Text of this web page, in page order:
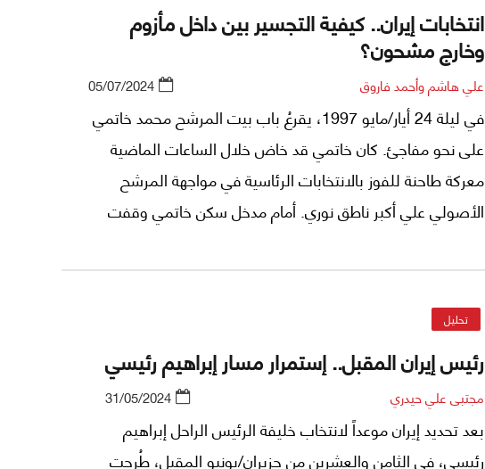
انتخابات إيران.. كيفية التجسير بين داخل مأزوم
وخارج مشحون؟
علي هاشم وأحمد فاروق 05/07/2024
في ليلة 24 أيار/مايو 1997، يقرعُ باب بيت المرشح محمد خاتمي
على نحو مفاجئ. كان خاتمي قد خاض خلال الساعات الماضية
معركة طاحنة للفوز بالانتخابات الرئاسية في مواجهة المرشح
الأصولي علي أكبر ناطق نوري. أمام مدخل سكن خاتمي وقفت
أبلغ الضابط صاحب المنزل بالقرار: تعزيز الحماية والحراسة
للرئيس المنتخب.
تحليل
رئيس إيران المقبل.. إستمرار مسار إبراهيم رئيسي
مجتبى علي حيدري 31/05/2024
بعد تحديد إيران موعداً لانتخاب خليفة الرئيس الراحل إبراهيم
رئيسي، في الثامن والعشرين من حزيران/يونيو المقبل، طُرحت